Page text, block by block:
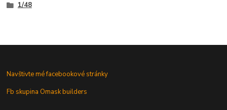
1/48
Navštivte mé facebookové stránky
Fb skupina Omask builders